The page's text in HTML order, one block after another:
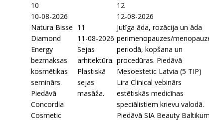
10
10-08-2026
Natura Bisse
Diamond
Energy
bezmaksas
kosmētikas
seminārs.
Piedāvā
Concordia
Cosmetic
11
11-08-2026
Sejas
arhitektūra.
Plastiskā
sejas
masāža.
12
12-08-2026
Jutīga āda, rozācija un āda
perimenopauzes/
periodā, kopšana un
procedūras. Piedāvā
Mesoestetic Latvia (5 TIP)
Lira Clinical vebinārs
estētiskās medicīnas
speciālistiem krievu valodā.
Piedāvā SIA Beauty